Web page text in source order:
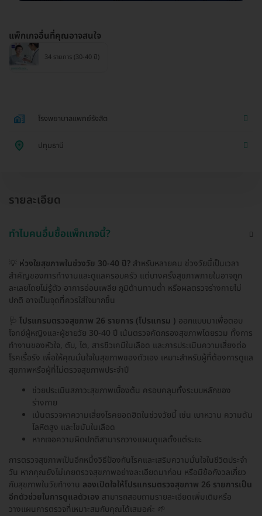
แพ็กเกจอื่นที่คุณอาจสนใจ
34 รายการ (30-40 ปี)
โรงพยาบาลแพทย์รังสิต
ปทุมธานี
รายละเอียด
ทำไมคนอื่นซื้อแพ็กเกจนี้?
💡 ห่วงใยสุขภาพในช่วงวัย 30-40 ปี? สำหรับหลายคน ช่วงวัยนี้เป็นเวลา
สำคัญของการทำงานและดูแลครอบครัว แต่บางครั้งสุขภาพภายในอาจถูก
ละเลยโดยไม่รู้ตัว อาการอ่อนเพลีย ภูมิต้านทานต่ำ หรือผลตรวจร่างกายไม่
ปกติ อาจเป็นจุดที่ควรใส่ใจมากขึ้น
🩺 โปรแกรมตรวจสุขภาพ 26 รายการ (โปรแกรม ) ออกแบบมาเพื่อตอบ
โจทย์ผู้หญิงและผู้ชายวัย 30-40 ปี เน้นตรวจคัดกรองสุขภาพโดยรวม ทั้งการ
ทำงานของหัวใจ, ตับ, ไต, สารชีวเคมีในเลือด และการประเมินความเสี่ยงต่อ
โรคเรื้อรัง เพื่อให้คุณมั่นใจในสุขภาพของตัวเอง เหมาะสำหรับผู้ที่ต้องการดูแล
สุขภาพหรือผู้ที่ไม่ตรวจสุขภาพประจำปี
ช่วยประเมินสภาวะสุขภาพเบื้องต้น ครอบคลุมทั้งระบบหลักของ
ร่างกาย
เน้นตรวจหาความเสี่ยงโรคยอดฮิตในช่วงวัยนี้ เช่น เบาหวาน ความดัน
โลหิตสูง และไขมันในเลือด
หากเจอความผิดปกติสามารถวางแผนดูแลตั้งแต่ระยะ
การตรวจสุขภาพเป็นอีกหนึ่งวิธีป้องกันโรคและเสริมความมั่นใจในชีวิตประจำ
วัน หากคุณยังไม่เคยตรวจสุขภาพอย่างละเอียดมาก่อน หรือมีข้อกังวลเกี่ยว
กับสุขภาพในวัยทำงาน ลองเปิดใจให้โปรแกรมตรวจสุขภาพ 26 รายการเป็น
อีกตัวช่วยในการดูแลตัวเอง สามารถสอบถามรายละเอียดเพิ่มเติมหรือ
วางแผนการตรวจที่เหมาะสมกับคุณได้เสมอค่ะ 🌱